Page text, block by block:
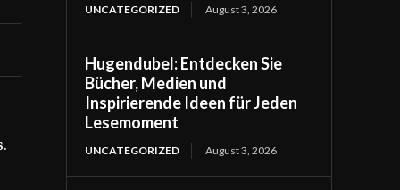
UNCATEGORIZED August 3, 2026
Hugendubel: Entdecken Sie
Bücher, Medien und
Inspirierende Ideen für Jeden
Lesemoment
UNCATEGORIZED August 3, 2026